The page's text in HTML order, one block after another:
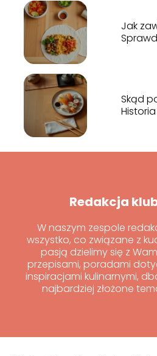
Jak
Skąd
Redakcja
W naszym zespole
wszystko, co związane z
pasją dzielimy się z
przepisami, poradami
inspiracjami kulinarnymi,
najbardziej złożone